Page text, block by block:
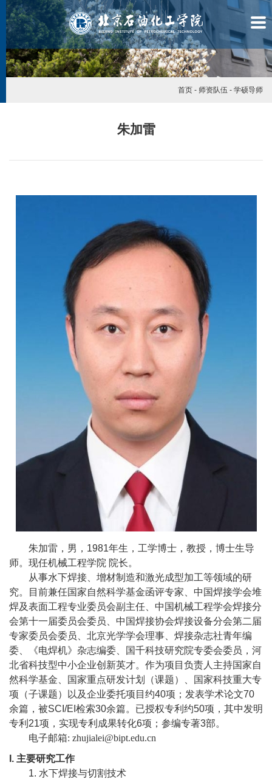
教
学
师
资
队
伍
首页 - 师资队伍 - 学硕导师
朱加雷
朱加雷，男， 1981年生，工学博士，教授，博士生导
师。现任机械工程学院 院长。
从事水下焊接、增材制造和激光成型加工等领域的研
究。目前兼任国家自然科学基金函评专家、中国焊接学会堆
焊及表面工程专业委员会副主任、中国机械工程学会焊接分
会第十一届委员会委员、中国焊接协会焊接设备分会第二届
专家委员会委员、北京光学学会理事、焊接杂志社青年编
委、《电焊机》杂志编委、国千科技研究院专委会委员，河
北省科技型中小企业创新英才。作为项目负责人主持国家自
然科学基金、国家重点研发计划（课题）、国家科技重大专
项（子课题）以及企业委托项目约40项；发表学术论文70
余篇，被SCI/EI 检索30余篇。已授权专利约50项，其中发明
专利 21项，实现专利成果转化6项；参编专著3部。
电子邮箱: zhujialei@bipt.edu.cn
I. 主要研究工作
1. 水下焊接与切割技术